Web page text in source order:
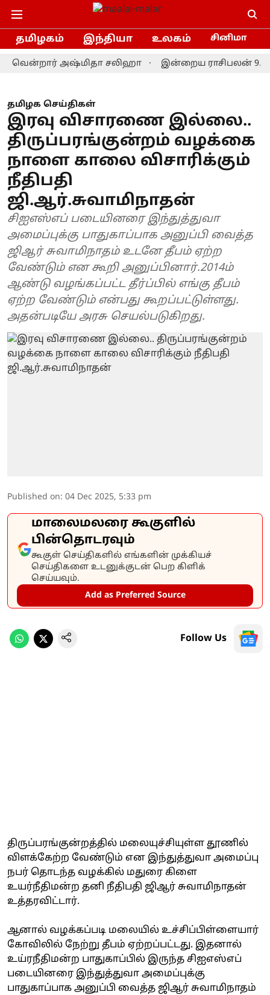
தமிழகம் இந்தியா உலகம் சினிமா
அஷ்மிதா சலிஹா இன்றைய ராசிபலன் 9.8.2026:
தமிழக செய்திகள்
இரவு விசாரணை இல்லை..
திருப்பரங்குன்றம் வழக்கை
நாளை காலை விசாரிக்கும்
நீதிபதி
ஜி.ஆர்.சுவாமிநாதன்
சிஐஎஸ்எப் படையினரை இந்துத்துவா
அமைப்புக்கு பாதுகாப்பாக அனுப்பி வைத்த
ஜிஆர் சுவாமிநாதம் உடனே தீபம் ஏற்ற
வேண்டும் என கூறி அனுப்பினார்.2014ம்
ஆண்டு வழங்கப்பட்ட தீர்ப்பில் எங்கு தீபம்
ஏற்ற வேண்டும் என்பது கூறப்பட்டுள்ளது.
அதன்படியே அரசு செயல்படுகிறது.
Published on: 04 Dec 2025, 5:33 pm
மாலைமலரை கூகுளில்
பின்தொடரவும்
கூகுள் செய்திகளில் எங்களின் முக்கியச்
செய்திகளை உடனுக்குடன் பெற கிளிக்
செய்யவும்.
Add as Preferred Source
Follow Us
திருப்பரங்குன்றத்தில் மலையுச்சியுள்ள தூணில்
விளக்கேற்ற வேண்டும் என இந்துத்துவா அமைப்பு
நபர் தொடந்த வழக்கில் மதுரை கிளை
உயர்நீதிமன்ற தனி நீதிபதி ஜிஆர் சுவாமிநாதன்
உத்தரவிட்டார்.
ஆனால் வழக்கப்படி மலையில் உச்சிப்பிள்ளையார்
கோவிலில் நேற்று தீபம் ஏற்றப்பட்டது. இதனால்
உய்ரநீதிமன்ற பாதுகாப்பில் இருந்த சிஐஎஸ்எப்
படையினரை இந்துத்துவா அமைப்புக்கு
பாதுகாப்பாக அனுப்பி வைத்த ஜிஆர் சுவாமிநாதம்